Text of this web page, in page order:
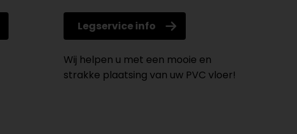
Legservice info
Wij helpen u met een mooie en
strakke plaatsing van uw PVC vloer!